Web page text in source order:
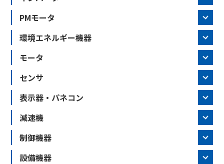
PMモータ
環境エネルギー機器
モータ
センサ
表示器・パネコン
減速機
制御機器
設備機器